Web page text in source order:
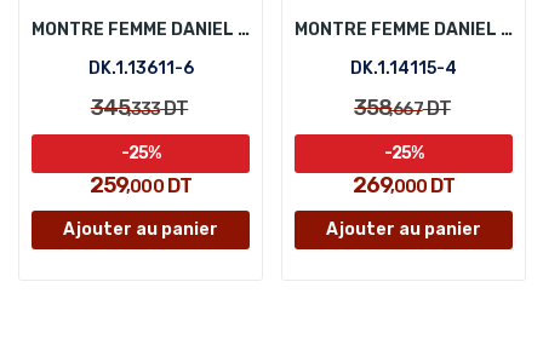
MONTRE FEMME DANIEL KLEIN DK.1.13611-6
DK.1.13611-6
345,333DT
259,000DT
-25%
Ajouter au panier
MONTRE FEMME DANIEL KLEIN DK.1.14115-4
DK.1.14115-4
358,667DT
269,000 DT
-25%
Ajouter au panier